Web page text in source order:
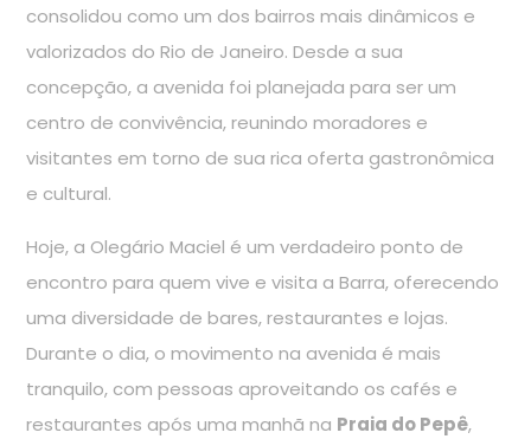
consolidou como um dos bairros mais dinâmicos e
valorizados do Rio de Janeiro. Desde a sua
concepção, a avenida foi planejada para ser um
centro de convivência, reunindo moradores e
visitantes em torno de sua rica oferta gastronômica
e cultural.
Hoje, a Olegário Maciel é um verdadeiro ponto de
encontro para quem vive e visita a Barra, oferecendo
uma diversidade de bares, restaurantes e lojas.
Durante o dia, o movimento na avenida é mais
tranquilo, com pessoas aproveitando os cafés e
restaurantes após uma manhã na Praia do Pepê,